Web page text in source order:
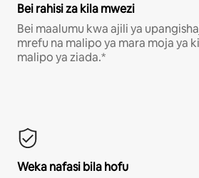
Bei rahisi za kila mwezi
Bei maalumu kwa ajili ya
mrefu na malipo ya mara moja ya
malipo ya ziada.*
Weka nafasi bila hofu